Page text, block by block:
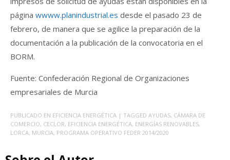
página wwww.planindustrial.es desde el pasado 23 de
febrero, de manera que se agilice la preparación de la
documentación a la publicación de la convocatoria en el
BORM.
Fuente: Confederación Regional de Organizaciones
empresariales de Murcia
PUBLICADO EN EFICIENCIA ENERGÉTICA | TAGGED AYUDAS, CÁMARA DE
COMERCIO, CECLOR, EFICIENCIA ENERGÉTICA, ENERGÍAS RENOVABLES,
LORCA, MURCIA, PROGRAMA OPERATIVO FEDER 2014/2020